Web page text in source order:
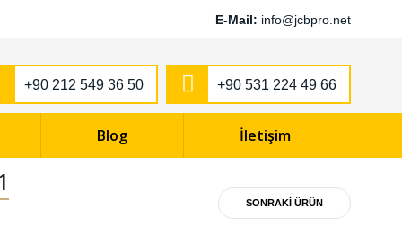
E-Mail: info@jcbpro.net
+90 531 224 49 66
+90 212 549 36 50
Blog İletişim
SONRAKİ ÜRÜN